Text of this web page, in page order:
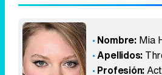
Nombre: Mia
Apellidos:
Profesión: